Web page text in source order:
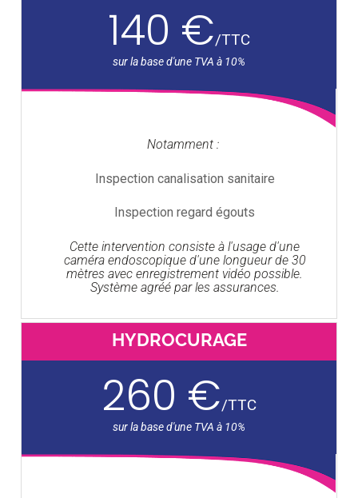
140 €/TTC
Notamment :
Inspection canalisation sanitaire
Inspection regard égouts
Cette intervention consiste à l'usage d'une
caméra endoscopique d'une longueur de 30
mètres avec enregistrement vidéo possible.
Système agréé par les assurances.
HYDROCURAGE
260 €/TTC